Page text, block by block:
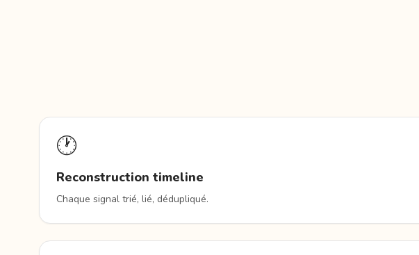
🕐
Reconstruction timeline
Chaque signal trié, lié, dédupliqué.